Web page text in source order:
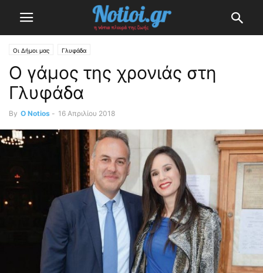
Οι Δήμοι μας Γλυφάδα
Ο γάμος της χρονιάς στη
Γλυφάδα
By O Notios - 16 Απριλίου 2018